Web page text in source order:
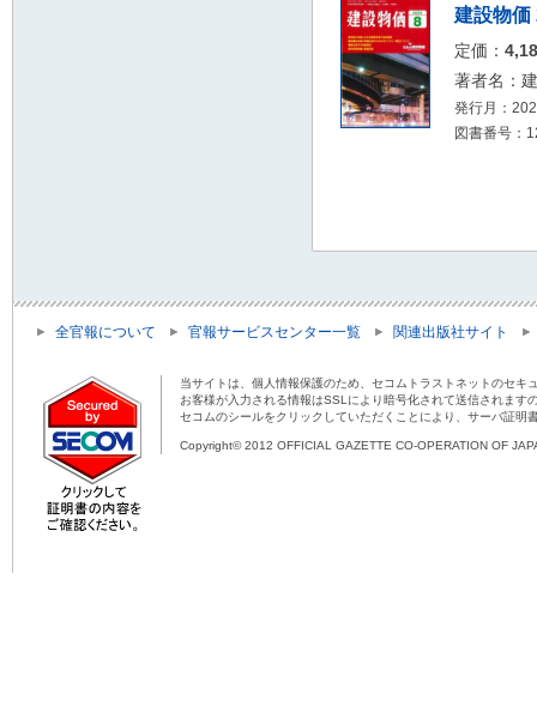
建設物価
定価：
著者名：
発行月：
図書番号：
全官報について 官報サービスセンター一覧 関連出版社サイト
当サイトは、個人情報保護のため、セコムトラストネットのセキ
お客様が入力される情報はSSLにより暗号化されて送信されま
セコムのシールをクリックしていただくことにより、サーバ証明
Copyright© 2012 OFFICIAL GAZETTE CO-OPERATION OF